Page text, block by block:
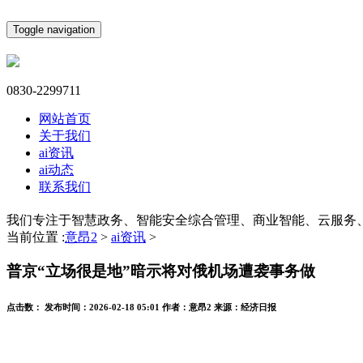
Toggle navigation
0830-2299711
网站首页
关于我们
ai资讯
ai动态
联系我们
我们专注于智慧政务、智能安全综合管理、商业智能、云服务
当前位置 :意昂2 > ai资讯 >
普京“立场很是地”暗示将对俄机场遭袭事务做
点击数： 发布时间： 2026-02-18 05:01 作者： 意昂2 来源： 经济日报